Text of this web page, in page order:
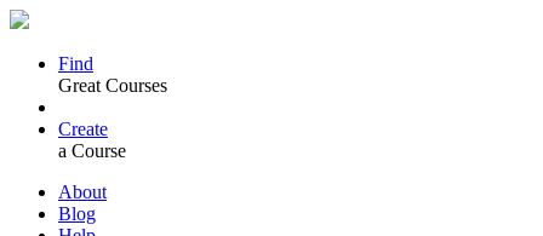
Find
Great Courses
Create
a Course
About
Blog